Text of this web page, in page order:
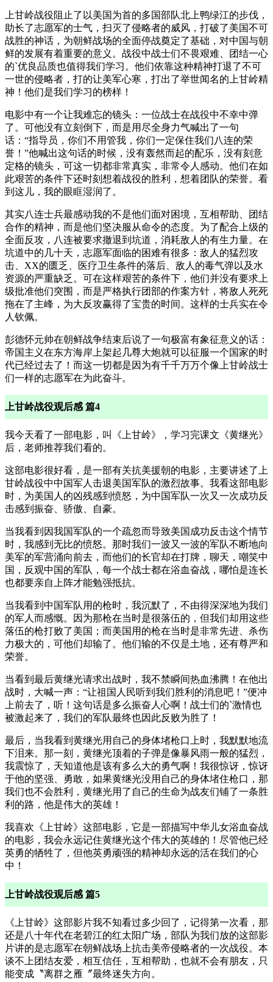
上甘岭战役阻止了以美国为首的多国部队北上鸭绿江的步伐，
助长了志愿军的士气，扫灭了侵略者的威风，打破了美国不可
战胜的神话，为朝鲜战场的全面停战奠定了基础，对中国与朝
鲜的发展有着重要的意义。战役中战士们不畏艰难、团结一心
的`优良品质也值得我们学习。他们依靠这种精神打退了不可
一世的侵略者，打的让美军心寒，打出了举世闻名的上甘岭精
神！他们是我们学习的榜样！
电影中有一个让我难忘的镜头：一位战士在战役中不幸中弹
了。可他没有立刻倒下，而是用尽全身力气喊出了一句
话：“指导员，你们不用管我，你们一定保住我们八连的荣
誉！”他喊出这句话的时候，没有轰然而起的配乐，没有刻意
定格的镜头，可这一切都非常真实，非常令人感动。他们在如
此艰苦的条件下还时刻想着战役的胜利，想着团队的荣誉。看
到这儿，我的眼眶湿润了。
其实八连士兵最感动我的不是他们面对困境，互相帮助、团结
合作的精神，而是他们坚决服从命令的态度。为了配合上级的
全面反攻，八连被要求撤退到坑道，消耗敌人的有生力量。在
坑道中的几十天，志愿军面临的困难有很多：敌人的猛烈攻
击、XX的匮乏、医疗卫生条件的落后、敌人的毒气弹以及水
资源的严重缺乏。可在这样艰苦的条件下，他们并没有要求上
级批准他们突围，而是严格执行团部的作案方针，将敌人死死
拖在了主峰，为大反攻赢得了宝贵的时间。这样的士兵实在令
人钦佩。
彭德怀元帅在朝鲜战争结束后说了一句极富有象征意义的话：
帝国主义在东方海岸上架起几尊大炮就可以征服一个国家的时
代已经过去了！而这一切都是因为有千千万万个像上甘岭战士
们一样的志愿军在为此奋斗。
上甘岭战役观后感 篇4
我今天看了一部电影，叫《上甘岭》，学习完课文《黄继光》
后，老师推荐我们看的。
这部电影很好看，是一部有关抗美援朝的电影，主要讲述了上
甘岭战役中中国军人击退美国军队的激烈故事。我看这部电影
时，为美国人的凶残感到愤怒，为中国军队一次又一次成功反
击感到振奋、骄傲、自豪。
当我看到因我国军队的一个疏忽而导致美国成功反击这个情节
时，我感到无比的愤怒。那时我们一波又一波的军队不断地向
美军的军营涌向前去，而他们的长官却在打牌，聊天，嘲笑中
国，反观中国的军队，每一个战士都在浴血奋战，哪怕是连长
也都要亲自上阵才能勉强抵抗。
当我看到中国军队用的枪时，我沉默了，不由得深深地为我们
的军人而感慨。因为那枪在当时是很落伍的，但我们却用这些
落伍的枪打败了美国；而美国用的枪在当时是非常先进、杀伤
力极大的，可他们却输了。他们输的不仅是土地，还有尊严和
荣誉。
当看到最后黄继光请求出战时，我不禁瞬间热血沸腾！在他出
战时，大喊一声：“让祖国人民听到我们胜利的消息吧！”便冲
上前去了，听！这句话是多么振奋人心啊！战士们的`激情也
被激起来了，我们的军队最终也因此反败为胜了！
最后，当我看到黄继光用自己的身体堵枪口上时，我默默地流
下泪来。那一刻，黄继光顶着的子弹是像暴风雨一般的猛烈，
我震惊了，天知道他是该有多么大的勇气啊！我很惊讶，惊讶
于他的坚强、勇敢，如果黄继光没用自己的身体堵住枪口，那
我们也不会胜利，黄继光用了自己的生命为战友们铺了一条胜
利的路，他是伟大的英雄！
我喜欢《上甘岭》这部电影，它是一部描写中华儿女浴血奋战
的电影，我会永远记住黄继光这个伟大的英雄的！尽管他已经
英勇的牺牲了，但他英勇顽强的精神却永远的活在我们的心
中！
上甘岭战役观后感 篇5
《上甘岭》这部影片我不知看过多少回了，记得第一次看，那
还是八十年代在老碧江的红太阳广场，部队为我们放的这部影
片讲的是志愿军在朝鲜战场上抗击美帝侵略者的一次战役。本
谈不上团结友爱，相互信任，互相帮助，也就不会有朋友，只
能变成〝离群之雁〞最终迷失方向。